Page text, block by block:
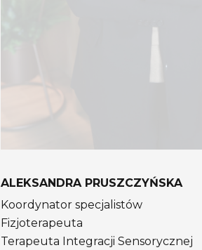
ALEKSANDRA PRUSZCZYŃSKA
Koordynator specjalistów
Fizjoterapeuta
Terapeuta Integracji Sensorycznej